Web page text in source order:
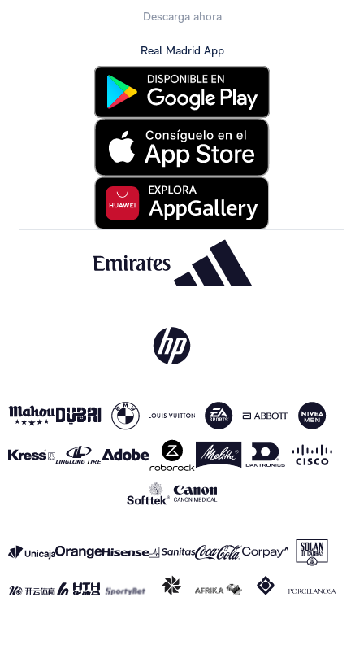
Descarga ahora
Real Madrid App